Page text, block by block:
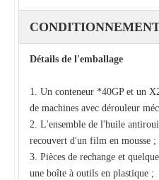
Détails de l'emballage
1. Un conteneur *40GP et un
de machines avec dérouleur
2. L'ensemble de l'huile
recouvert d'un film en mousse ;
3. Pièces de rechange et
une boîte à outils en plastique ;